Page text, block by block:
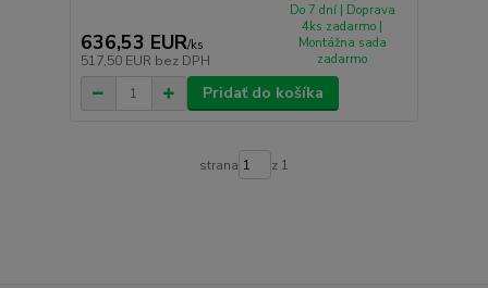
636,53 EUR/ks
517,50 EUR bez DPH
Do 7 dní | Doprava
4ks zadarmo |
Montážna sada
zadarmo
Pridať do košíka
strana z 1